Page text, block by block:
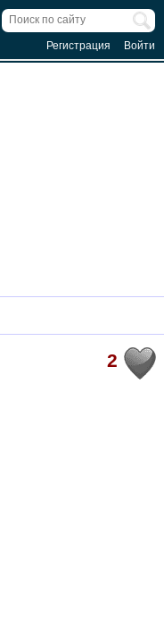
Регистрация Войти
2